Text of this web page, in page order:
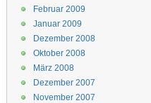
Februar 2009
Januar 2009
Dezember 2008
Oktober 2008
März 2008
Dezember 2007
November 2007